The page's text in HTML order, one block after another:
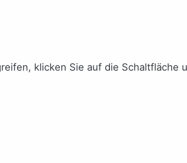
klicken Sie auf die Schaltfläche